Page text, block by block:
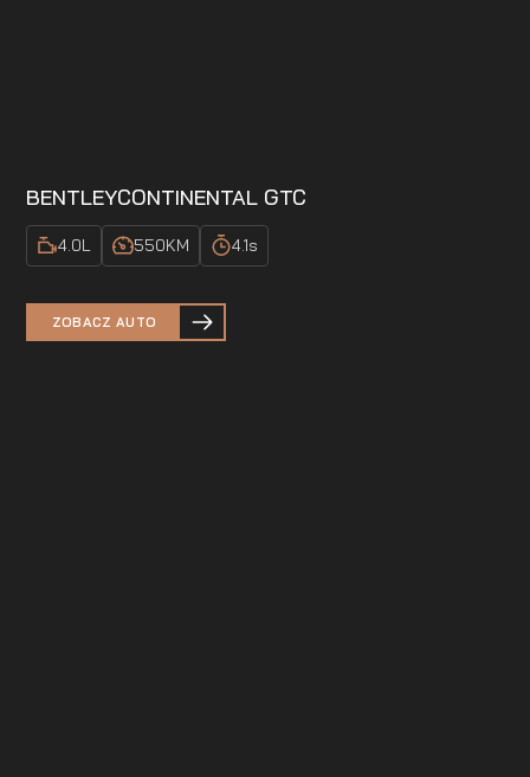
BENTLEYCONTINENTAL GTC
4.0L 550KM 4.1s
ZOBACZ AUTO